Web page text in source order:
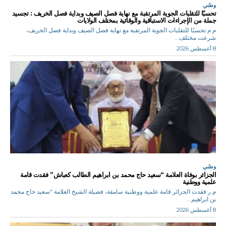
وطني
تحسبًا للتقلبات الجوية المرتقبة مع نهاية فصل الصيف وبداية فصل الخريف : تجسيد
جملة من الإجراءات الاستباقية والوقائية بمختلف الولايات
م م تحسبًا للتقلبات الجوية المرتقبة مع نهاية فصل الصيف وبداية فصل الخريف،
شرعت مختلف...
8 أغسطس 2026
وطني
الجزائر بوفاة العلامة “سعيد حاج محمد بن ابراهيم الطالب كعباش” فقدت قامة
علمية ووطنية
م.ر فقدت الجزائر قامة علمية ووطنية سامقة، فضيلة الشيخ العلامة "سعيد حاج محمد
بن ابراهيم...
8 أغسطس 2026